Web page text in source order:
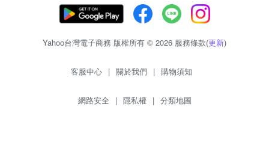
Yahoo台灣電子商務 版權所有 © 2026 服務條款(更新)
客服中心 | 關於我們 | 購物須知
網路安全 | 隱私權 | 分類地圖